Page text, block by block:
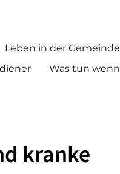
Leben in der Gemeinde
Was tun wenn
kranke